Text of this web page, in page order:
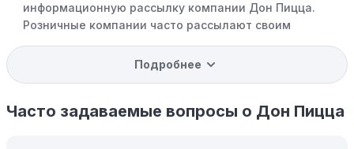
информационную рассылку компании Дон Пицца.
Розничные компании часто рассылают своим
доступ к распродажам.
компании Дон Пицца есть программы поощрения,
позволяющие зарабатывать баллы или cashback на
Подробнее
Часто задаваемые вопросы о Дон Пицца